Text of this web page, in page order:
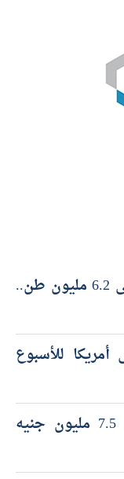
الصادرات الزراعية المصرية تتخطى 6.2 مليون طن..
للأسبوع
ارتفاع أرباح توسع للتخصيم إلى 7.5 مليون جنيه